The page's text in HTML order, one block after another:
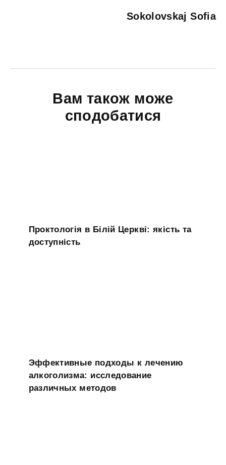
Sokolovskaj Sofia
Вам також може
сподобатися
Проктологія в Білій Церкві: якість та
доступність
Эффективные подходы к лечению
алкоголизма: исследование
различных методов